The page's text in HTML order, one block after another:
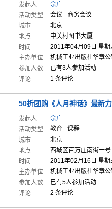
发起人
佘广
活动类型
会议 - 商务会议
城市
北京
地点
中关村图书大厦
时间
2011年04月09日 星
主办单位
机械工业出版社华章公
参加人数
已有3人参加活动
评论
1 条评论
50折团购 《人月神话》最新
发起人
佘广
活动类型
教育 - 课程
城市
北京
地点
西城区百万庄南街一号
时间
2011年02月16日 星
主办单位
机械工业出版社华章公
参加人数
已有5人参加活动
评论
2 条评论